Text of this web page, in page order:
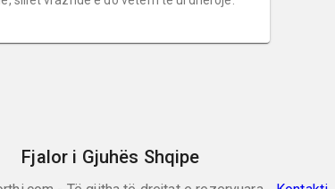
Fjalor i Gjuhës Shqipe